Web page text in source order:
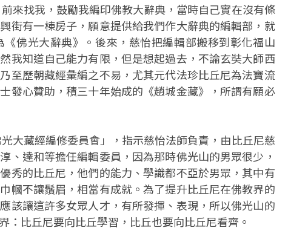
來找我，鼓勵我編印佛教大辭典，當時自己實在沒有條
街有一棟房子，願意提供給我們作大辭典的編輯部，就
佛光大辭典》。後來，慈怡把編輯部搬移到彰化福山
我知道自己能力有限，但是想起過去，不論玄奘大師西
至歷朝藏經彙編之不易，尤其元代法珍比丘尼為法寶流
發心贊助，積三十年始成的《趙城金藏》，所謂有願必
大藏經編修委員會」，指示慈怡法師負責，由比丘尼慈
、達和等擔任編輯委員，因為那時佛光山的男眾很少，
秀的比丘尼，他們的能力、學識都不亞於男眾，其中有
幗不讓鬚眉，相當有成就。為了提升比丘尼在佛教界的
該讓這許多女眾人才，有所發揮、表現，所以佛光山的
：比丘尼要向比丘學習，比丘也要向比丘尼看齊。